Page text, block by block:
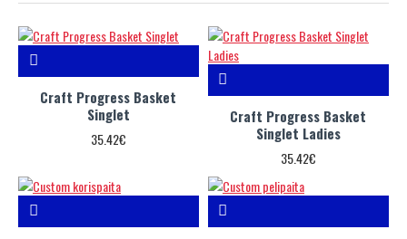
Craft Progress Basket
Singlet
35.42€
Craft Progress Basket
Singlet Ladies
35.42€